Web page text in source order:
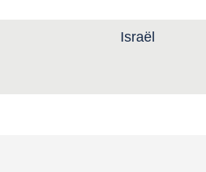
Israël